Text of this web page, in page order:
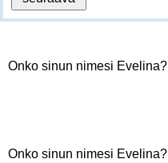
Onko sinun nimesi Evelina?
Onko sinun nimesi Evelina?